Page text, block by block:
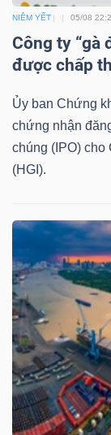
NIÊM YẾT 05/08
Công ty “gà
được chấp
Ủy ban Chứng
chứng nhận
chúng (IPO) cho
(HGI).